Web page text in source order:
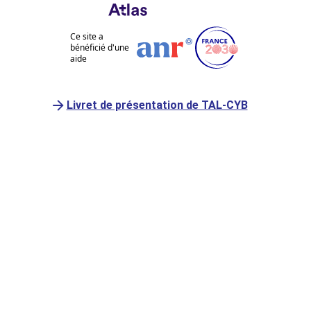
Ce site a
bénéficié d'une
aide
Livret de présentation de TAL-CYB